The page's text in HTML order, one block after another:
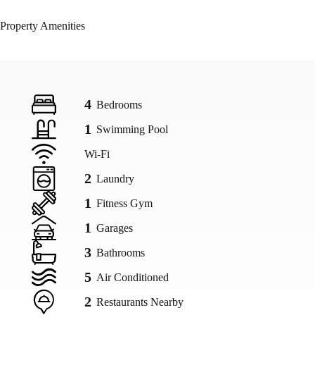
Property Amenities
4 Bedrooms
1 Swimming Pool
Wi-Fi
2 Laundry
1 Fitness Gym
1 Garages
3 Bathrooms
5 Air Conditioned
2 Restaurants Nearby